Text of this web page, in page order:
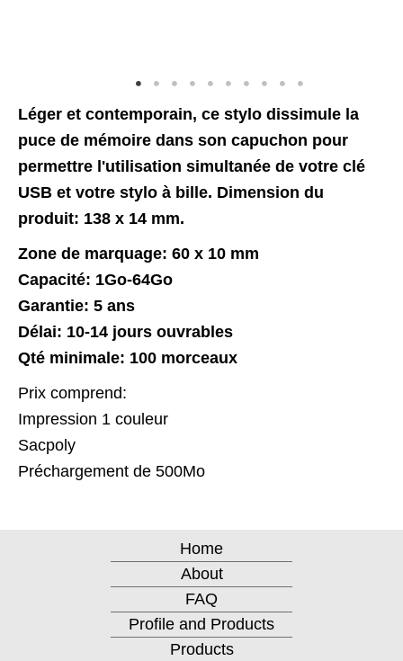
Léger et contemporain, ce stylo dissimule la
puce de mémoire dans son capuchon pour
permettre l'utilisation simultanée de votre clé
USB et votre stylo à bille. Dimension du
produit: 138 x 14 mm.​
​Zone de marquage: 60 x 10 mm
​Capacité: 1Go-64Go
Garantie: 5 ans
Délai: 10-14 jours ouvrables
Qté minimale: 100 morceaux
Prix comprend:
Impression 1 couleur
Sacpoly
Préchargement de 500Mo
Home
About
FAQ
Profile and Products
Products